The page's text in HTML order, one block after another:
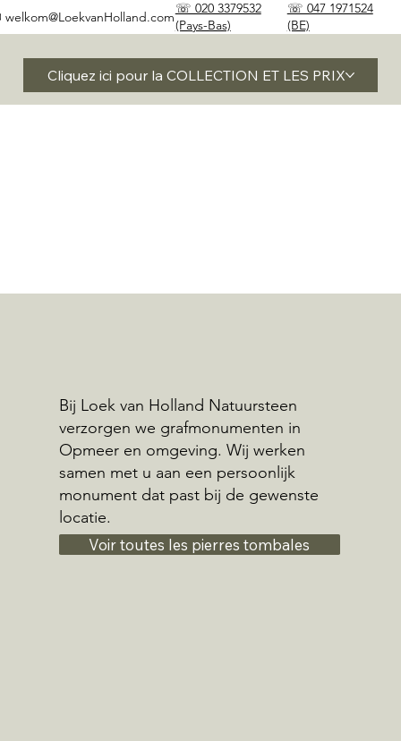
☏ 020 3379532
(Pays-Bas)
☏ 047 1971524
(BE)
welkom@LoekvanHolland.com
Cliquez ici pour la COLLECTION ET LES PRIX
Bij Loek van Holland Natuursteen
verzorgen we grafmonumenten in
Opmeer en omgeving. Wij werken
samen met u aan een persoonlijk
monument dat past bij de gewenste
locatie.
Voir toutes les pierres tombales